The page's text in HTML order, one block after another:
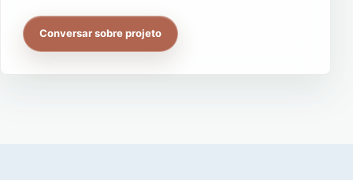
Conversar sobre projeto